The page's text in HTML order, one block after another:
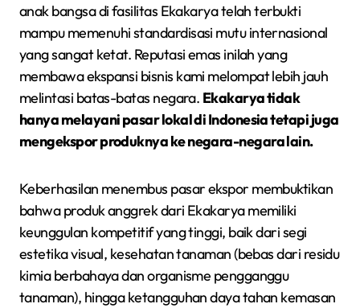
anak bangsa di fasilitas Ekakarya telah terbukti
mampu memenuhi standardisasi mutu internasional
yang sangat ketat. Reputasi emas inilah yang
membawa ekspansi bisnis kami melompat lebih jauh
melintasi batas-batas negara. Ekakarya tidak
hanya melayani pasar lokal di Indonesia tetapi juga
mengekspor produknya ke negara-negara lain.
Keberhasilan menembus pasar ekspor membuktikan
bahwa produk anggrek dari Ekakarya memiliki
keunggulan kompetitif yang tinggi, baik dari segi
estetika visual, kesehatan tanaman (bebas dari residu
kimia berbahaya dan organisme pengganggu
tanaman), hingga ketangguhan daya tahan kemasan